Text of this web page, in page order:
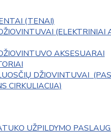
(TENAI)
(ELEKTRINIAI
AKSESUARAI
DŽIOVINTUVAI
CIRKULIACIJA)
UŽPILDYMO